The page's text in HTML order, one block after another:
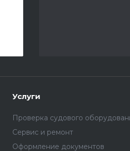
Услуги
Проверка судового
Сервис и ремонт
Оформление документов